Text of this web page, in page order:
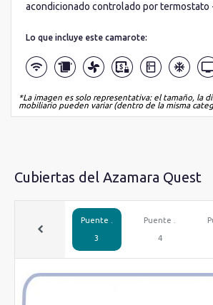
acondicionado controlado por termostato
Lo que incluye este camarote:
*La imagen es solo representativa: el tamaño, la
mobiliario pueden variar (dentro de la misma
Cubiertas del Azamara Quest
Puente .
3
Puente .
4